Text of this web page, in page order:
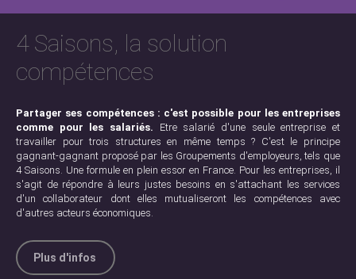
4 Saisons, la solution
compétences
Partager ses compétences : c'est possible pour les entreprises
comme pour les salariés. Etre salarié d'une seule entreprise et
travailler pour trois structures en même temps ? C'est le principe
gagnant-gagnant proposé par les Groupements d'employeurs, tels que
4 Saisons. Une formule en plein essor en France. Pour les entreprises, il
s'agit de répondre à leurs justes besoins en s'attachant les services
d'un collaborateur dont elles mutualiseront les compétences avec
d'autres acteurs économiques.
Plus d'infos